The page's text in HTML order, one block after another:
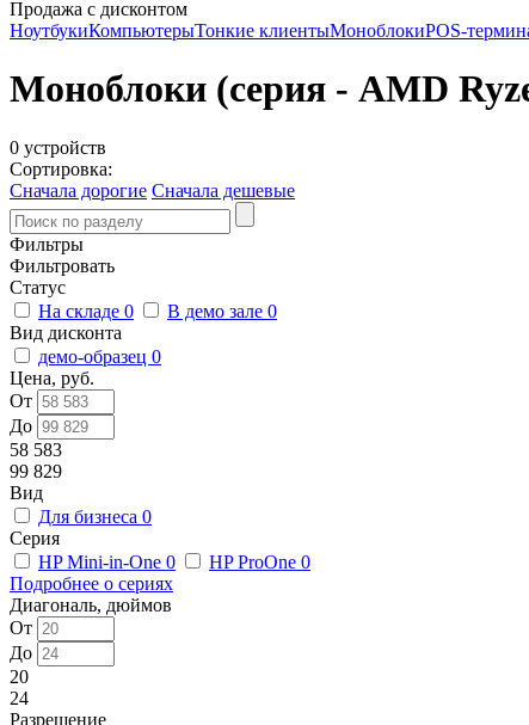
Продажа с дисконтом
НоутбукиКомпьютерыТонкие клиентыМоноблокиPOS-
Моноблоки (серия - AMD
0 устройств
Сортировка:
Сначала дорогие Сначала дешевые
Фильтры
Фильтровать
Статус
На складе 0 В демо зале 0
Вид дисконта
демо-образец 0
Цена, руб.
От
До
58 583
99 829
Вид
Для бизнеса 0
Серия
HP Mini-in-One 0 HP ProOne 0
Подробнее о сериях
Диагональ, дюймов
От
До
20
24
Разрешение